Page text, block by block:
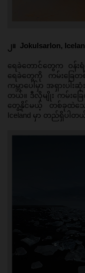
၂။ Jokulsarlon,
ရေခဲတောင်တွေက ဝန်း
ရေခဲတွေကို ကမ်းခြေတ
ကမ္ဘာပေါ်မှာ အရှားပါ
တယ်။ ဒီလိုမျိုး ကမ်းခြ
တွေ့နိုင်မယ့် တစ်ခုထဲသော
Iceland မှာ တည်ရှိပါတ